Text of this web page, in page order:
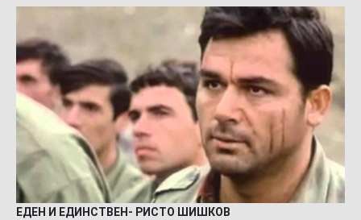
ЕДЕН И ЕДИНСТВЕН- РИСТО ШИШКОВ